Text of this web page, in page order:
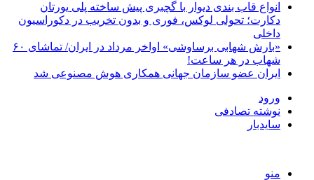
انواع قاب بندی دیوار با گچبری پیش ساخته پلی یورتان
دکارت؛ تحولی لوکس، فوری و بدون تخریب در دکوراسیون
داخلی
«بارش شهابی برساوشی» اواخر مرداد در ایران/ تماشای ۶۰
شهاب در هر ساعت!
ایران عضو سازمان جهانی همکاری هوش مصنوعی شد
ورود
نوشته تصادفی
سایدبار
منو